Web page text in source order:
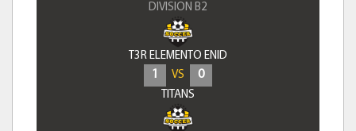
DIVISION B2
T3R ELEMENTO ENID
1 VS 0
TITANS